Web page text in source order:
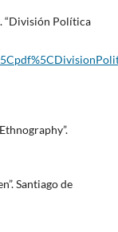
“División Política
Santiago de